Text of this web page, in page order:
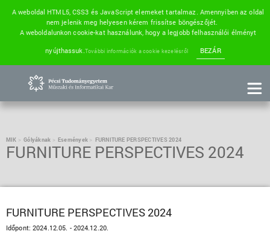
A weboldal HTML5, CSS3 és JavaScript elemeket tartalmaz. Amennyiben az oldal
nem jelenik meg helyesen kérem frissítse böngészőjét.
A weboldalunkon cookie-kat használunk, hogy a legjobb felhasználói élményt
nyújthassuk. További információk a cookie kezelésről BEZÁR
MIK Gólyáknak Események FURNITURE PERSPECTIVES 2024
FURNITURE PERSPECTIVES 2024
FURNITURE PERSPECTIVES 2024
Időpont:2024.12.05. - 2024.12.20.